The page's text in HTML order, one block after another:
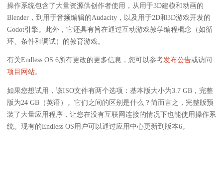
操作系统包含了大量资源供创作者使用，从用于3D建模和动画的
Blender，到用于音频编辑的Audacity，以及用于2D和3D游戏开发的
Godot引擎。此外，它还具有旨在通过互动游戏教学编程概念（如循
环、条件和调试）的教育游戏。
有关Endless OS 6所有更改的更多信息，您可以参考发布公告或访问
项目网站。
如果您想试用，该ISO文件有两个选项：基本版大小为3.7 GB，完整
版为24 GB（英语）。它们之间的区别是什么？简而言之，完整版预
装了大量应用程序，让您在没有互联网连接的情况下也能使用操作系
统。现有的Endless OS用户可以通过应用中心更新到版本6。